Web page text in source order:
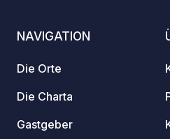
NAVIGATION
Die Orte
Die Charta
Gastgeber